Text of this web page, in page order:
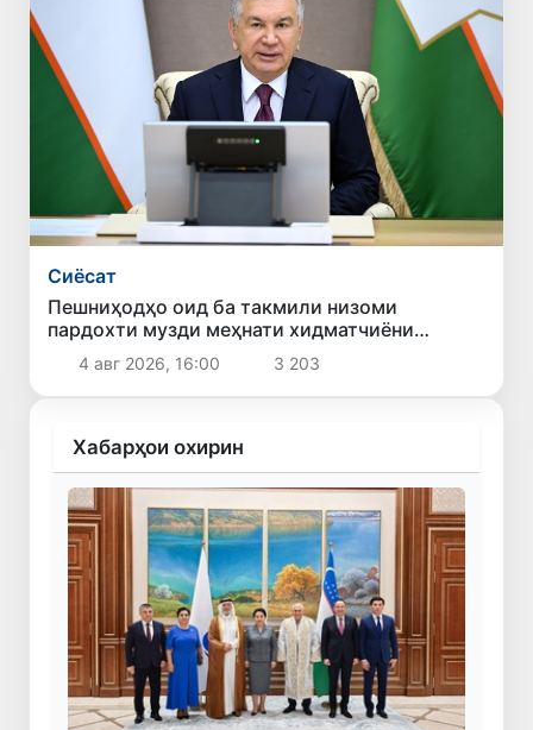
Сиёсат
Пешниҳодҳо оид ба такмили низоми
пардохти музди меҳнати хидматчиёни
давлатӣ баррасӣ шуданд
4 авг 2026, 16:00 3 203
Хабарҳои охирин